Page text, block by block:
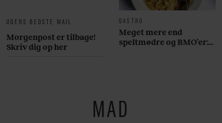
UGENS BEDSTE MAIL
Morgenpost er tilbage!
Skriv dig op her
GASTRO
Meget mere end
speltmødre og BMO’er:
MAD